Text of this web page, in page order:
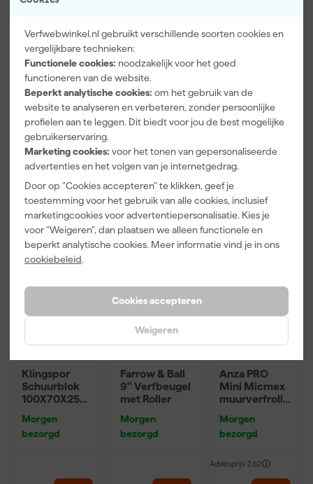
Verfwebwinkel.nl gebruikt verschillende soorten cookies en
vergelijkbare technieken:
Functionele cookies: noodzakelijk voor het goed
functioneren van de website.
Beperkt analytische cookies: om het gebruik van de
website te analyseren en verbeteren, zonder persoonlijke
profielen aan te leggen. Dit biedt voor jou de best mogelijke
gebruikerservaring.
Marketing cookies: voor het tonen van gepersonaliseerde
advertenties en het volgen van je internetgedrag.
Door op "Cookies accepteren" te klikken, geef je
toestemming voor het gebruik van alle cookies, inclusief
marketingcookies voor advertentiepersonalisatie. Kies je
voor "Weigeren", dan plaatsen we alleen functionele en
beperkt analytische cookies. Meer informatie vind je in ons
cookiebeleid.
Cookies accepteren
Weigeren
Paintura
Lucamax
Washi tape -
50mx24mm
Morgen
bezorgd
Adviesprijs 6,00
3,99
incl. BTW
Farrow & Ball
F&B
Kleurenwaaie
r
Morgen
bezorgd
22,00
incl. BTW
Go!Paint Roll
Verfbak -
12cm Roller -
0,5L + 5
Inzetbakken
Morgen
bezorgd
3,99
incl. BTW
Klingspor
Schuurblok
100X70X25m
P220
Morgen
bezorgd
Farrow & Ball
9" Verfbeugel
met Roller
Morgen
bezorgd
Anza PRO
Mini Micmex
muurverfrolle
Morgen
bezorgd
Adviesprijs 2,62